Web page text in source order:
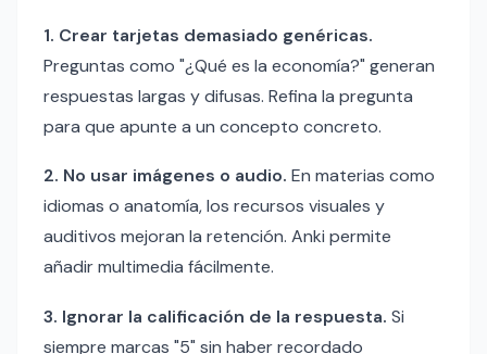
1. Crear tarjetas demasiado genéricas.
Preguntas como "¿Qué es la economía?" generan
respuestas largas y difusas. Refina la pregunta
para que apunte a un concepto concreto.
2. No usar imágenes o audio. En materias como
idiomas o anatomía, los recursos visuales y
auditivos mejoran la retención. Anki permite
añadir multimedia fácilmente.
3. Ignorar la calificación de la respuesta. Si
siempre marcas "5" sin haber recordado